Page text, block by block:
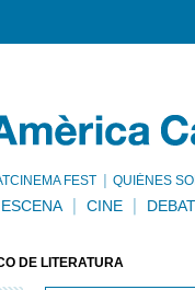
FEST QUIÉNES
CINE
DE LITERATURA